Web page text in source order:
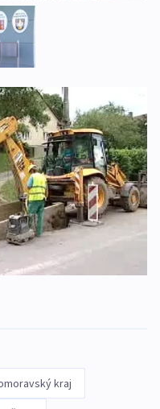
kraj